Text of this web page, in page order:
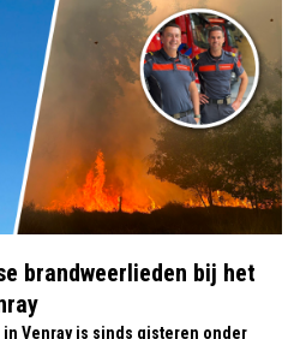
brandweerlieden bij het
in Venray is sinds gisteren onder